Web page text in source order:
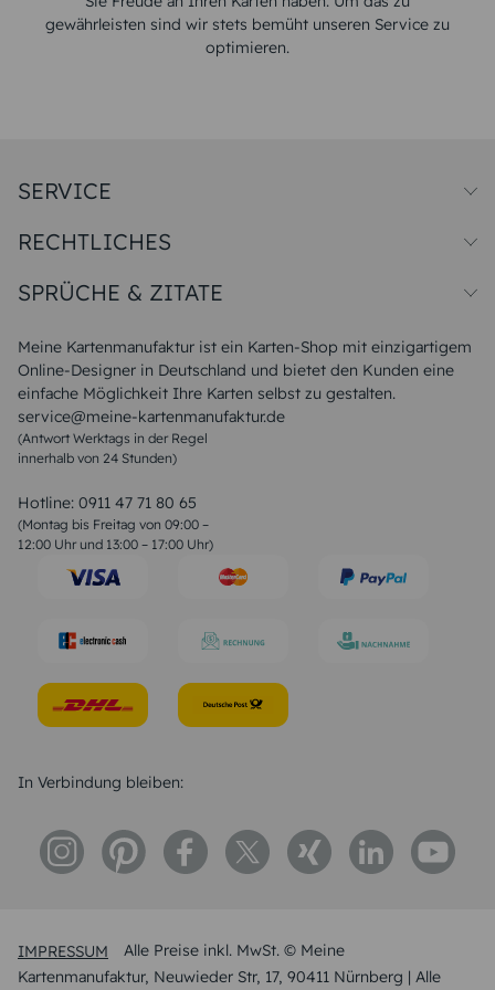
gewährleisten sind wir stets bemüht unseren Service zu
optimieren.
Meine Kartenmanufaktur ist ein Karten-Shop mit einzigartigem
Online-Designer in Deutschland und bietet den Kunden eine
einfache Möglichkeit Ihre Karten selbst zu gestalten.
service@meine-kartenmanufaktur.de
(Antwort Werktags in der Regel
innerhalb von 24 Stunden)
Hotline: 0911 47 71 80 65
(Montag bis Freitag von 09:00 –
12:00 Uhr und 13:00 – 17:00 Uhr)
SERVICE
Papiersorten
Unsere Produktion
Magazin
FAQ
RECHTLICHES
Widerrufsbelehrung
SPRÜCHE & ZITATE
Liebeskummer Sprüche
Sommer Sprüche
Muttertagssprüche
Sprüche zur Hochzeit
Sprüche zur Konfirmation & Kommunion
Weihnachtsgedichte
Liebessprüche
Geburtstagssprüche
Trauersprüche
Konfirmation Glückwünsche
IMPRESSUM
Alle Preise inkl. MwSt. © Meine
Kartenmanufaktur, Neuwieder Str, 17, 90411 Nürnberg | Alle
In Verbindung bleiben: